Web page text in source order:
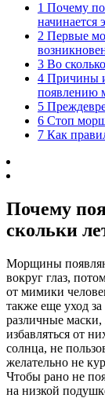
1 Почему
начинается
2 Первые
3 Во
4 Причины
появлению
5
6 Стоп
7 Как
Почему
скольки
Морщины
вокруг глаз,
от мимики
также еще уход
различные
избавляться от
солнца, не
желательно не
Чтобы рано не
на низкой